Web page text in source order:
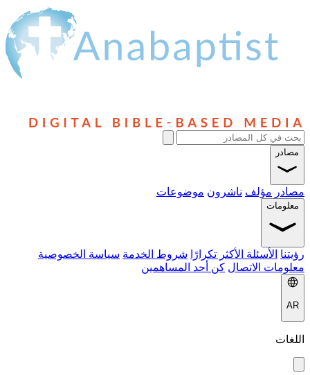
ناشرون موضوعات
الأكثر تكرارًا شروط الخدمة سياسة الخصوصية
الاتصال كن أحد المساهمين